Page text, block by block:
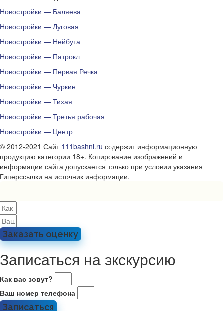
Новостройки — Баляева
Новостройки — Луговая
Новостройки — Нейбута
Новостройки — Патрокл
Новостройки — Первая Речка
Новостройки — Чуркин
Новостройки — Тихая
Новостройки — Третья рабочая
Новостройки — Центр
© 2012-2021 Сайт 111bashni.ru содержит информационную
продукцию категории 18+. Копирование изображений и
информации сайта допускается только при условии указания
Гиперссылки на источник информации.
Заказать оценку
Записаться на экскурсию
Как вас зовут?
Ваш номер телефона
Записаться